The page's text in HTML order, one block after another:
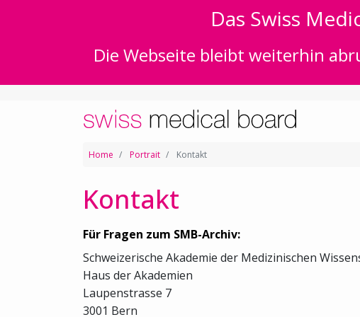
Das Swiss
Die Webseite bleibt weiterhin
Home Portrait Kontakt
Kontakt
Für Fragen zum SMB-Archiv:
Schweizerische Akademie der Medizinischen
Haus der Akademien
Laupenstrasse 7
3001 Bern